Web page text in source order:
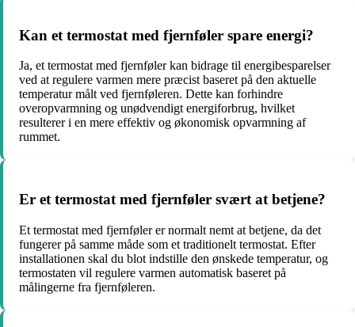
Kan et termostat med fjernføler spare energi?
Ja, et termostat med fjernføler kan bidrage til energibesparelser
ved at regulere varmen mere præcist baseret på den aktuelle
temperatur målt ved fjernføleren. Dette kan forhindre
overopvarmning og unødvendigt energiforbrug, hvilket
resulterer i en mere effektiv og økonomisk opvarmning af
rummet.
Er et termostat med fjernføler svært at betjene?
Et termostat med fjernføler er normalt nemt at betjene, da det
fungerer på samme måde som et traditionelt termostat. Efter
installationen skal du blot indstille den ønskede temperatur, og
termostaten vil regulere varmen automatisk baseret på
målingerne fra fjernføleren.